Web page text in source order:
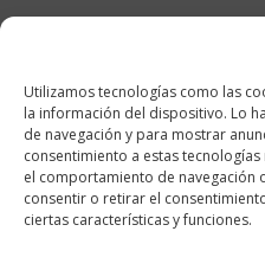
Utilizamos tecnologías como las
la información del dispositivo. Lo
de navegación y para mostrar
consentimiento a estas
el comportamiento de navegación
consentir o retirar el
ciertas características y funciones.
diciembre 2017
Categorías
cocina y recetas